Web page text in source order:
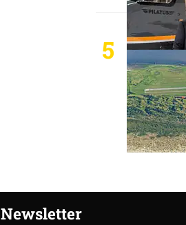
5
Newsletter